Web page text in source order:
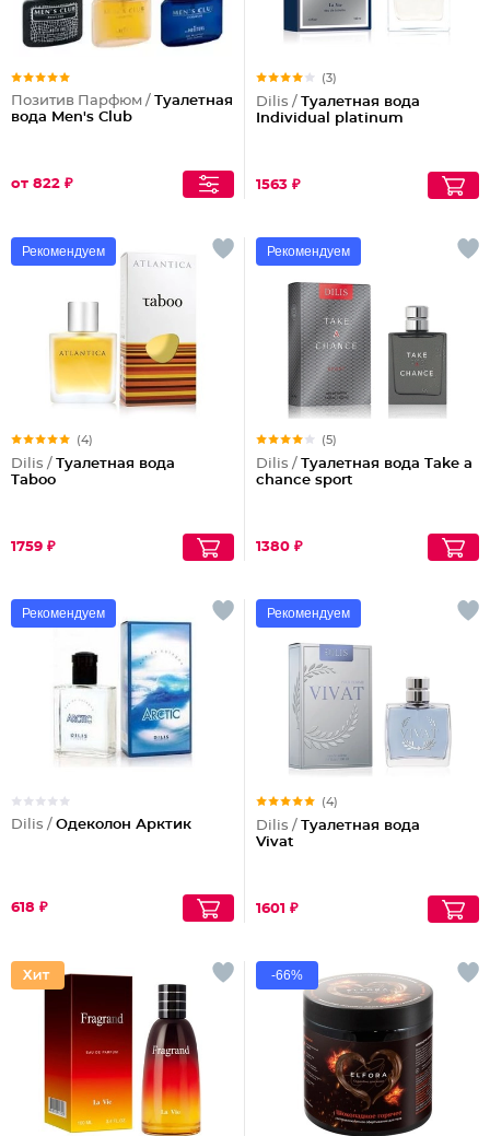
Позитив Парфюм / Туалетная
вода Men's Club
от 822 ₽
(3)
Dilis / Туалетная вода
Individual platinum
1563 ₽
Рекомендуем
(4)
Dilis / Туалетная вода
Taboo
1759 ₽
Рекомендуем
(5)
Dilis / Туалетная вода Take a
chance sport
1380 ₽
Рекомендуем
Dilis / Одеколон Арктик
618 ₽
Рекомендуем
(4)
Dilis / Туалетная вода
Vivat
1601 ₽
-66%